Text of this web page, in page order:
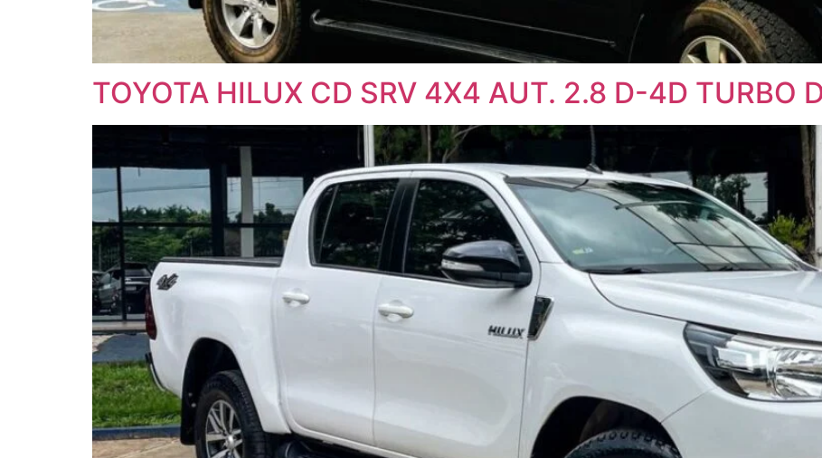
TOYOTA HILUX CD SRV 4X4 AUT. 2.8 D-4D TURBO